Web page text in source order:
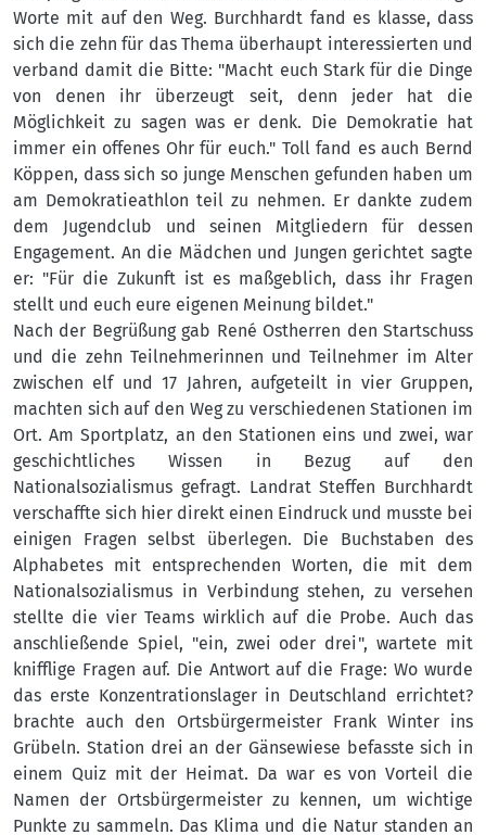
Worte mit auf den Weg. Burchhardt fand es klasse, dass
sich die zehn für das Thema überhaupt interessierten und
verband damit die Bitte: "Macht euch Stark für die Dinge
von denen ihr überzeugt seit, denn jeder hat die
Möglichkeit zu sagen was er denk. Die Demokratie hat
immer ein offenes Ohr für euch." Toll fand es auch Bernd
Köppen, dass sich so junge Menschen gefunden haben um
am Demokratieathlon teil zu nehmen. Er dankte zudem
dem Jugendclub und seinen Mitgliedern für dessen
Engagement. An die Mädchen und Jungen gerichtet sagte
er: "Für die Zukunft ist es maßgeblich, dass ihr Fragen
stellt und euch eure eigenen Meinung bildet."
Nach der Begrüßung gab René Ostherren den Startschuss
und die zehn Teilnehmerinnen und Teilnehmer im Alter
zwischen elf und 17 Jahren, aufgeteilt in vier Gruppen,
machten sich auf den Weg zu verschiedenen Stationen im
Ort. Am Sportplatz, an den Stationen eins und zwei, war
geschichtliches Wissen in Bezug auf den
Nationalsozialismus gefragt. Landrat Steffen Burchhardt
verschaffte sich hier direkt einen Eindruck und musste bei
einigen Fragen selbst überlegen. Die Buchstaben des
Alphabetes mit entsprechenden Worten, die mit dem
Nationalsozialismus in Verbindung stehen, zu versehen
stellte die vier Teams wirklich auf die Probe. Auch das
anschließende Spiel, "ein, zwei oder drei", wartete mit
knifflige Fragen auf. Die Antwort auf die Frage: Wo wurde
das erste Konzentrationslager in Deutschland errichtet?
brachte auch den Ortsbürgermeister Frank Winter ins
Grübeln. Station drei an der Gänsewiese befasste sich in
einem Quiz mit der Heimat. Da war es von Vorteil die
Namen der Ortsbürgermeister zu kennen, um wichtige
Punkte zu sammeln. Das Klima und die Natur standen an